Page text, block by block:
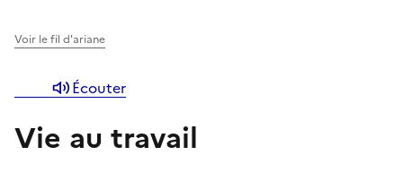
Voir le fil d'ariane
Écouter
Vie au travail